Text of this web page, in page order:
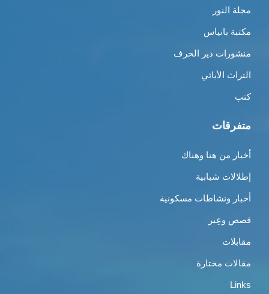
مجلة النور
مكتبة بانياس
منشورات دير الحرف
التراث الأبائي
كتب
متفرقات
أخبار من هنا وهناك
إطلالات شبابية
أخبار ونشاطات مسكونية
قصص وعِبر
مقابلات
مقالات مختارة
Links